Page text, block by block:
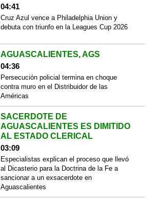
04:41
Cruz Azul vence a Philadelphia Union y
debuta con triunfo en la Leagues Cup 2026
AGUASCALIENTES, AGS
04:36
Persecución policial termina en choque
contra muro en el Distribuidor de las
Américas
SACERDOTE DE
AGUASCALIENTES ES DIMITIDO
AL ESTADO CLERICAL
03:09
Especialistas explican el proceso que llevó
al Dicasterio para la Doctrina de la Fe a
sancionar a un exsacerdote en
Aguascalientes